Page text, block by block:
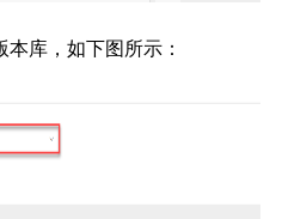
库，如下图所示：